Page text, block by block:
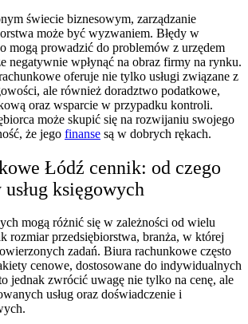
świecie biznesowym, zarządzanie
może być wyzwaniem. Błędy w
mogą prowadzić do problemów z urzędem
negatywnie wpłynąć na obraz firmy na rynku.
oferuje nie tylko usługi związane z
ale również doradztwo podatkowe,
oraz wsparcie w przypadku kontroli.
może skupić się na rozwijaniu swojego
że jego finanse są w dobrych rękach.
Łódź cennik: od czego
księgowych
mogą różnić się w zależności od wielu
rozmiar przedsiębiorstwa, branża, w której
zadań. Biura rachunkowe często
cenowe, dostosowane do indywidualnych
jednak zwrócić uwagę nie tylko na cenę, ale
usług oraz doświadczenie i